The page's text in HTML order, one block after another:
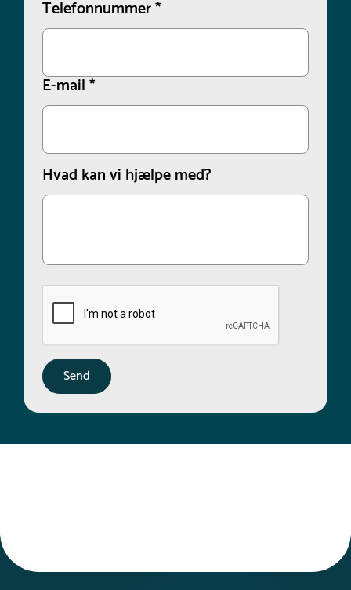
Telefonnummer*
E-mail*
Hvad kan vi hjælpe med?